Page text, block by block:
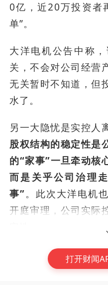
0亿，近20万投资者
单”。
大洋电机公告中称
关，不会对公司经营
无关暂时不知道，但
水了。
另一大隐忧是实控人
股权结构的稳定性是
的“家事”一旦牵动核
而是关乎公司治理
事”。此次大洋电机
开庭审理，公司实际
投资者的更大的担忧
现“变相减持”。尽管
打开财闻